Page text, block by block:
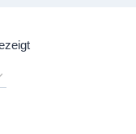
Nach